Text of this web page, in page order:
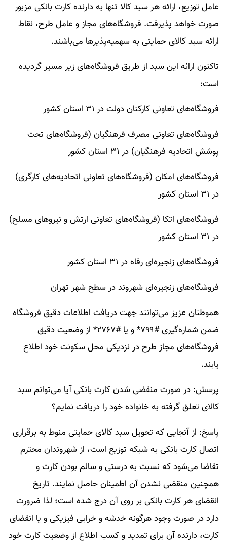
عامل توزیع، ارائه هر سبد کالا تنها به دارنده کارت بانکی مزبور
صورت خواهد پذیرفت. فروشگاه‌های مجاز و عامل طرح، نقاط
ارائه سبد کالای حمایتی به سهمیه‌پذیر‌ها می‌باشند.
تاکنون ارائه این سبد از طریق فروشگاه‌های زیر مسیر گردیده
است:
فروشگاه‌های تعاونی کارکنان دولت در ۳۱ استان کشور
فروشگاه‌های تعاونی مصرف فرهنگیان (فروشگاه‌های تحت
پوشش اتحادیه فرهنگیان) در ۳۱ استان کشور
فروشگاه‌های امکان (فروشگاه‌های تعاونی اتحادیه‌های کارگری)
در ۳۱ استان کشور
فروشگاه‌های اتکا (فروشگاه‌های تعاونی ارتش و نیرو‌های مسلح)
در ۳۱ استان کشور
فروشگاه‌های زنجیره‌ای رفاه در ۳۱ استان کشور
فروشگاه‌های زنجیره‌ای شهروند در سطح شهر تهران
هموطنان عزیز می‌توانند جهت دریافت اطلاعات دقیق فروشگاه
ضمن شماره‌گیری #۷۹۹* و یا #۲۷۶۷* از وضعیت دقیق
فروشگاه‌های مجاز طرح در نزدیکی محل سکونت خود اطلاع
یابند.
پرسش: در صورت منقضی شدن کارت بانکی آیا می‌توانم سبد
کالای تعلق گرفته به خانواده خود را دریافت نمایم؟
پاسخ: از آنجایی که تحویل سبد کالای حمایتی منوط به برقراری
اتصال کارت بانکی به شبکه توزیع است، از شهروندان محترم
تقاضا می‌شود که نسبت به درستی و سالم بودن کارت و
همچنین منقضی نشدن آن اطمینان حاصل نمایند. تاریخ
انقضای هر کارت بانکی بر روی آن درج شده است؛ لذا ضرورت
دارد در صورت وجود هرگونه خدشه و خرابی فیزیکی و یا انقضای
کارت، دارنده آن برای تمدید و کسب اطلاع از وضعیت کارت خود